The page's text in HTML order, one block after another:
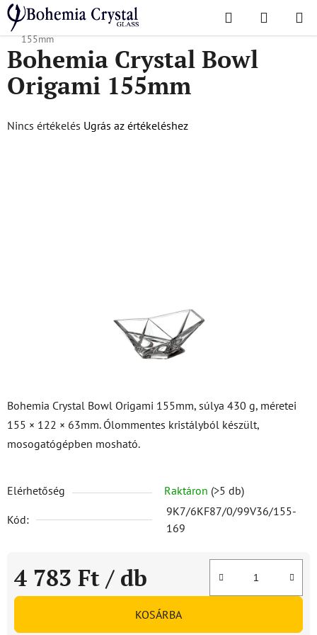
Ugrás
fő
tartalomhoz
Keresés KOSÁR
Kezdőlap
/ Népszerű kollekciók / Origami
Bohemia Crystal Bowl Origami
155mm
Bohemia Crystal Bowl Origami 155mm, súlya 430 g, méretei
155 × 122 × 63mm. Ólommentes kristályból készült,
mosogatógépben mosható.
Elérhetőség Raktáron (>5 db)
Kód:
9K7/6KF87/0/99V36/155-
169
4 783 Ft / db
Egységár:
KOSÁRBA
Bohemia Crystal Bowl
Origami 155mm
A
Nincs értékelés Ugrás az értékeléshez